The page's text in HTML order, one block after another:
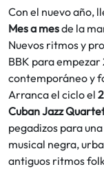
Con el nuevo año,
Mes a mesde la
Nuevos ritmos y
BBK para empezar
contemporáneo y
Arranca el ciclo el
Cuban Jazz
pegadizos para
musical negra,
antiguos ritmos